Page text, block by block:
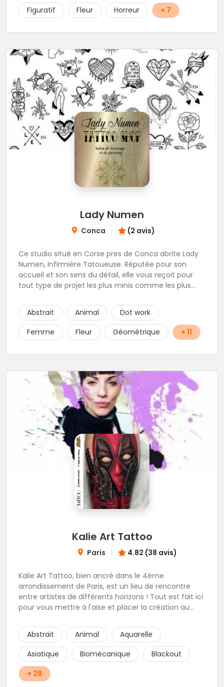
Figuratif Fleur Horreur + 7
Lady Numen
Conca (2 avis)
Ce studio situé en Corse pres de Conca abrite Lady
Numen, Infirmière Tatoueuse. Réputée pour son
accueil et son sens du détail, elle vous reçoit pour
tout type de projet les plus minis comme les plus
Abstrait
Animal
Dot work
Femme
Fleur Géométrique + 11
Kalie Art Tattoo
Paris 4.82 (38 avis)
Kalie Art Tattoo, bien ancré dans le 4ème
arrondissement de Paris, est un lieu de rencontre
entre artistes de différents horizons ! Tout est fait ici
pour vous mettre à l'aise et placer la création au
Abstrait
Animal
Aquarelle
Asiatique
Biomécanique
Blackout
+ 28